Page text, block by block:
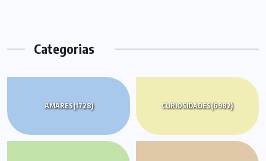
Categorias
AMARES(1728) CURIOSIDADES(6982)